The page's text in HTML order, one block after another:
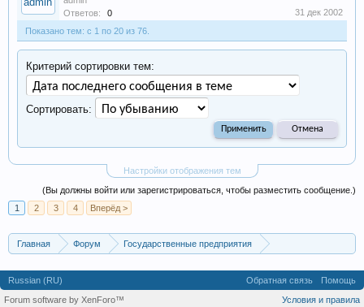
Ответов:
0
31 дек 2002
Показано тем: с 1 по 20 из 76.
Настройки отображения тем
Критерий сортировки тем:
Сортировать:
(Вы должны войти или зарегистрироваться, чтобы разместить сообщение.)
1
2 3 4 Вперёд >
Главная Форум
Государственные предприятия
Russian (RU) Обратная связь
Помощь
Условия и правила
Forum software by XenForo™